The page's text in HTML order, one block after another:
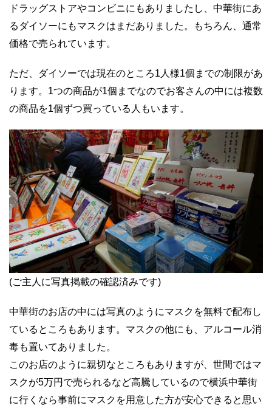
ドラッグストアやコンビニにもありましたし、中華街にあ
るダイソーにもマスクはまだありました。もちろん、通常
価格で売られています。
ただ、ダイソーでは現在のところ1人様1個までの制限があ
ります。1つの商品が1個までなのでお客さんの中には複数
の商品を1個ずつ買っている人もいます。
(ご主人に写真掲載の確認済みです)
中華街のお店の中には写真のようにマスクを無料で配布し
ているところもあります。マスクの他にも、アルコール消
毒も置いてありました。
このお店のように親切なところもありますが、世間ではマ
スクが5万円で売られるなど高騰しているので横浜中華街
に行くなら事前にマスクを用意した方が安心できると思い